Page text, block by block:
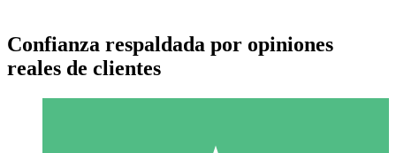
Confianza respaldada por opiniones
reales de clientes